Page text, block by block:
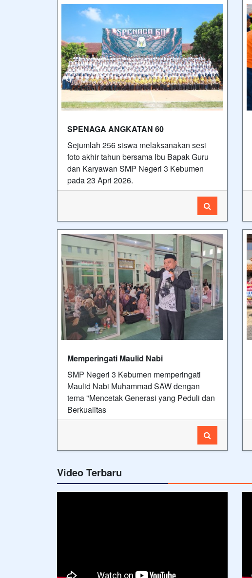
SPENAGA ANGKATAN 60
Sejumlah 256 siswa melaksanakan sesi
foto akhir tahun bersama Ibu Bapak Guru
dan Karyawan SMP Negeri 3 Kebumen
pada 23 Apri 2026.
Memperingati Maulid Nabi
SMP Negeri 3 Kebumen memperingati
Maulid Nabi Muhammad SAW dengan
tema "Mencetak Generasi yang Peduli dan
Berkualitas
Video Terbaru